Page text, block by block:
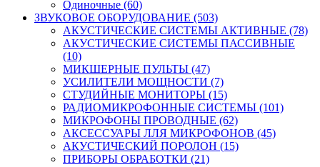
Одиночные (60)
ЗВУКОВОЕ ОБОРУДОВАНИЕ (503)
АКУСТИЧЕСКИЕ СИСТЕМЫ АКТИВНЫЕ (78)
АКУСТИЧЕСКИЕ СИСТЕМЫ ПАССИВНЫЕ
(10)
МИКШЕРНЫЕ ПУЛЬТЫ (47)
УСИЛИТЕЛИ МОЩНОСТИ (7)
СТУДИЙНЫЕ МОНИТОРЫ (15)
РАДИОМИКРОФОННЫЕ СИСТЕМЫ (101)
МИКРОФОНЫ ПРОВОДНЫЕ (62)
АКСЕССУАРЫ ЛЛЯ МИКРОФОНОВ (45)
АКУСТИЧЕСКИЙ ПОРОЛОН (15)
ПРИБОРЫ ОБРАБОТКИ (21)